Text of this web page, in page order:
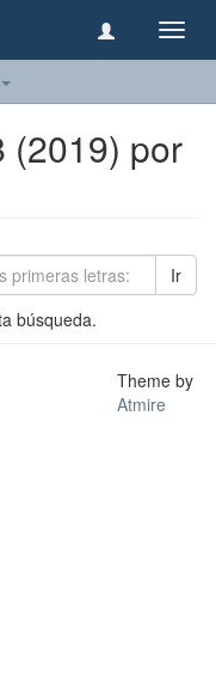
(2019) por
Ir
búsqueda.
Theme by
Atmire